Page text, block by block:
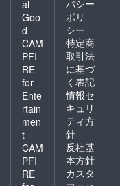
al
Goo
d
CAM
PFI
RE
for
Ente
rtain
men
t
CAM
PFI
RE
バシー
ポリ
シー
特定商
取引法
に基づ
く表記
情報セ
キュリ
ティ方
針
反社基
本方針
カスタ